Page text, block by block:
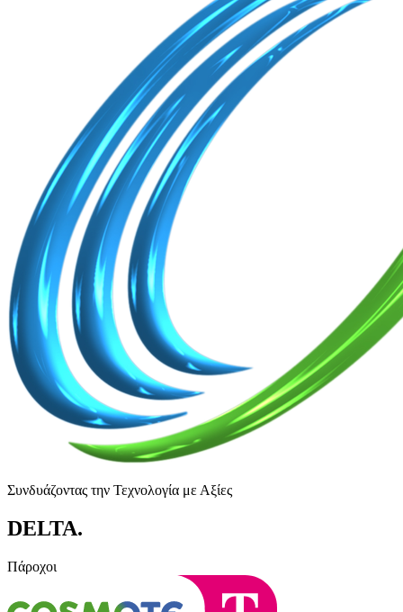
Συνδυάζοντας την Τεχνολογία με Αξίες
DELTA.
Πάροχοι